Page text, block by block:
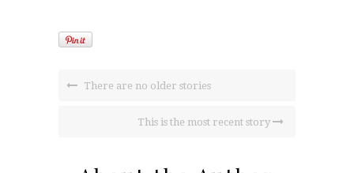
There are no older stories
This is the most recent story